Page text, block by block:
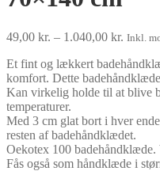
49,00 kr. – 1.040,00 kr.
til
Inkl.
Et fint og lækkert
komfort. Dette
Kan virkelig holde til at blive
temperaturer.
Med 3 cm glat bort i hver
resten af badehåndklædet.
Oekotex 100 badehåndklæde.
Fås også som håndklæde i